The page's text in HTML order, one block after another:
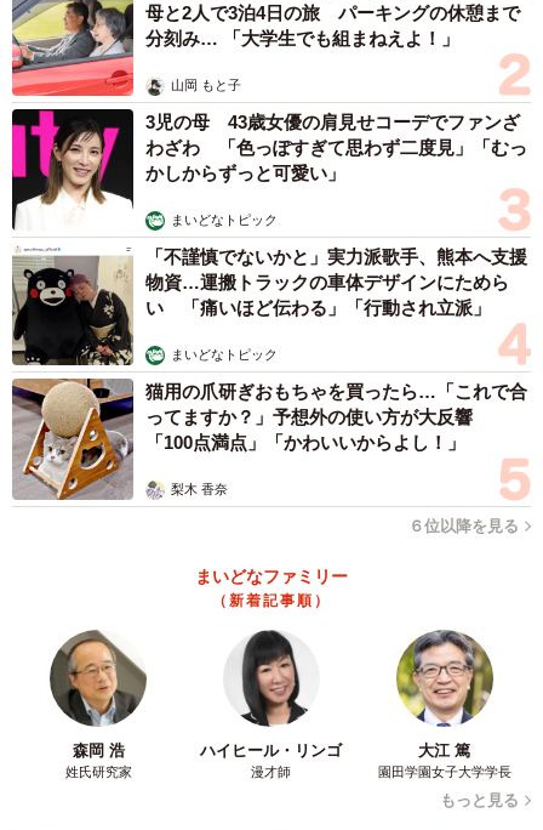
母と2人で3泊4日の旅 パーキングの休憩まで
分刻み… 「大学生でも組まねえよ！」
山岡 もと子
3児の母 43歳女優の肩見せコーデでファンざ
わざわ 「色っぽすぎて思わず二度見」「むっ
かしからずっと可愛い」
まいどなトピック
「不謹慎でないかと」実力派歌手、熊本へ支援
物資…運搬トラックの車体デザインにためら
い 「痛いほど伝わる」「行動され立派」
まいどなトピック
猫用の爪研ぎおもちゃを買ったら…「これで合
ってますか？」予想外の使い方が大反響
「100点満点」「かわいいからよし！」
梨木 香奈
６位以降を見る
まいどなファミリー
（新着記事順）
森岡 浩
姓氏研究家
ハイヒール・リンゴ
漫才師
大江 篤
園田学園女子大学学長
もっと見る